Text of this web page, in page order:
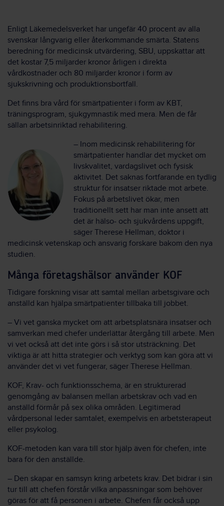
Enligt Läkemedelsverket har ungefär 40 procent av alla
svenskar långvarig eller återkommande smärta. Statens
beredning för medicinsk utvärdering, SBU, uppskattar att
det kostar 7,5 miljarder kronor årligen i direkta
vårdkostnader och 80 miljarder kronor i form av
sjukskrivning och produktionsbortfall.
Det finns bra vård för smärtpatienter i form av KBT,
träningsprogram, sjukgymnastik med mera. Men de får
sällan arbetsinriktad rehabilitering.
– Inom medicinsk rehabilitering för
smärtpatienter handlar det mycket om
livskvalitet, vardagslivet och fysisk
aktivitet. Det saknas fortfarande en tydlig
struktur för insatser riktade mot arbete.
Fokus på arbetslivet ökar, men
traditionellt sett har man inte ansett att
det är hälso- och sjukvårdens uppgift,
säger Therese Hellman, doktor i
medicinsk vetenskap och ansvarig forskare bakom den nya
studien.
Många företagshälsor använder KOF
Tidigare forskning visar att samtal mellan arbetsgivare och
anställd kan hjälpa smärtpatienter tillbaka till jobbet.
– Vi vet ganska mycket om att arbetsplatsnära insatser och
samverkan med chefer underlättar återgång till arbete. Men
vi vet också att det inte görs i så stor utsträckning. Det
viktiga är att hitta strategier och verktyg som kan göra att vi
använder det vi vet fungerar, säger Therese Hellman.
KOF, Krav- och funktionsschema, är en strukturerad
genomgång av balansen mellan arbetskrav och vad en
anställd förmår på sex olika områden. Legitimerad
vårdpersonal leder samtalet, exempelvis en arbetsterapeut
eller psykolog.
KOF-metoden kan vara till stor hjälp även för chefen, inte
bara för den anställde.
– Den skapar en samsyn kring arbetets krav. Det bidrar i sin
tur till att chefen förstår vilka anpassningar som behöver
göras för att få personen i arbete. Chefen får också upp